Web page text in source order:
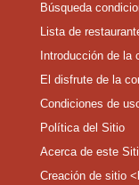
Búsqueda
Lista de
Introducción de la
El disfrute de la
Condiciones de
Política del Sitio
Acerca de este
Creación de sitio